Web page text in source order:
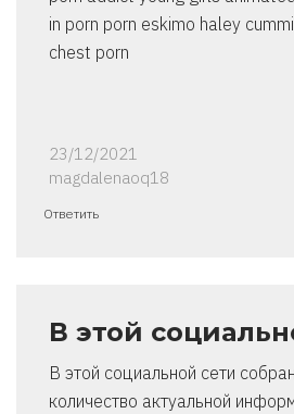
in porn porn eskimo haley
chest porn
23/12/2021
magdalenaoq18
Ответить
В этой
В этой социальной сети
количество актуальной